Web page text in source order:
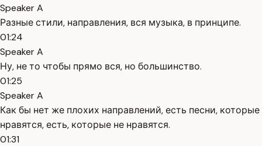
Speaker A
Разные стили, направления, вся музыка, в принципе.
01:24
Speaker A
Ну, не то чтобы прямо вся, но большинство.
01:25
Speaker A
Как бы нет же плохих направлений, есть песни, которые
нравятся, есть, которые не нравятся.
01:31